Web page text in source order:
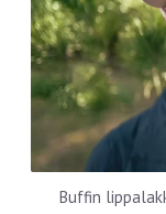
Buffin